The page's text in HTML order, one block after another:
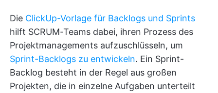
Die ClickUp-Vorlage für Backlogs und Sprints
hilft SCRUM-Teams dabei, ihren Prozess des
Projektmanagements aufzuschlüsseln, um
Sprint-Backlogs zu entwickeln. Ein Sprint-
Backlog besteht in der Regel aus großen
Projekten, die in einzelne Aufgaben unterteilt